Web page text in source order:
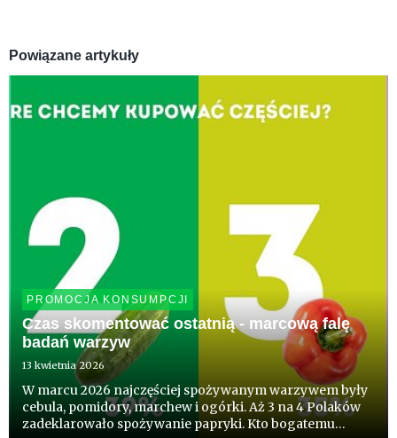
Powiązane artykuły
PROMOCJA KONSUMPCJI
Czas skomentować ostatnią - marcową falę
badań warzyw
13 kwietnia 2026
W marcu 2026 najczęściej spożywanym warzywem były
cebula, pomidory, marchew i ogórki. Aż 3 na 4 Polaków
zadeklarowało spożywanie papryki. Kto bogatemu